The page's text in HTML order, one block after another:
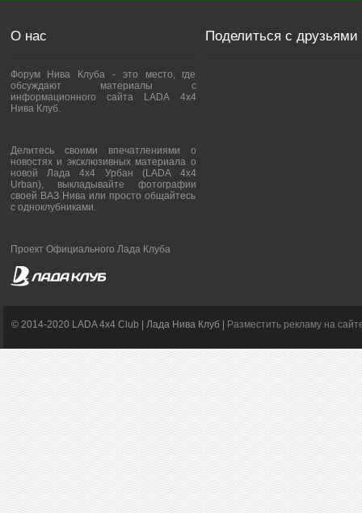
О нас
Форум Нива Клуба - это место, где
обсуждают материалы с
информационного сайта LADA 4x4
Нива Клуб.
Делитесь своими впечатлениями о
новостях и эксклюзивных материала о
новой Лада 4х4 Урбан (LADA 4x4
Urban), выкладывайте фотографии
своей ВАЗ Нива или просто общайтесь
с одноклубниками.
Проект Официального Лада Клуба
Поделиться с друзьями
© 2014-2020 LADA 4x4 Club | Лада Нива Клуб | Разместить рекламу на